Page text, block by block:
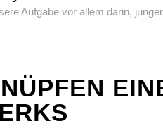
Aufgabe vor allem darin,